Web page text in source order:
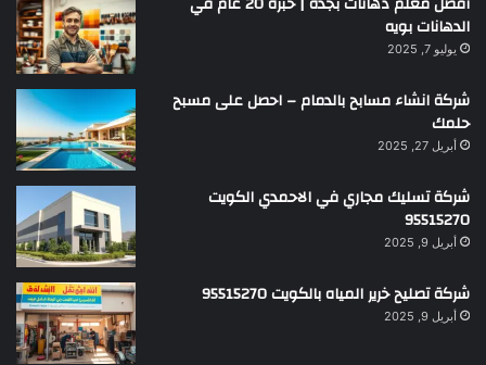
الدهانات بويه
يوليو 7, 2025
شركة انشاء مسابح بالدمام – احصل على مسبح
حلمك
أبريل 27, 2025
شركة تسليك مجاري في الاحمدي الكويت
95515270
أبريل 9, 2025
شركة تصليح خرير المياه بالكويت 95515270
أبريل 9, 2025